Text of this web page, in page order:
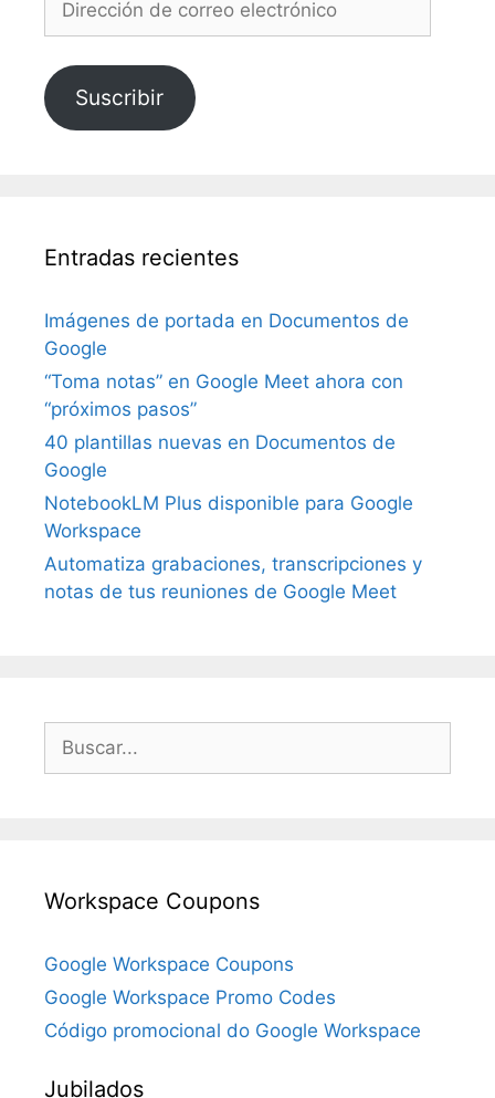
electrónico
Suscribir
Entradas recientes
Imágenes de portada en Documentos de
Google
“Toma notas” en Google Meet ahora con
“próximos pasos”
40 plantillas nuevas en Documentos de
Google
NotebookLM Plus disponible para Google
Workspace
Automatiza grabaciones, transcripciones y
notas de tus reuniones de Google Meet
Buscar:
Workspace Coupons
Google Workspace Coupons
Google Workspace Promo Codes
Código promocional do Google Workspace
Jubilados